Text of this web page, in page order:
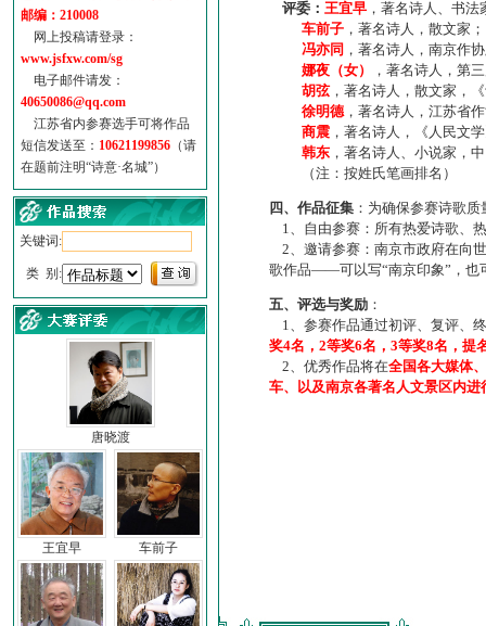
邮编：210008
网上投稿请登录：
www.jsfxw.com/sg
电子邮件请发：
40650086@qq.com
江苏省内参赛选手可将作品
短信发送至： 10621199856 （请
在题前注明“诗意·名城”）
关键词:
类 别:
唐晓渡
王宜早 车前子
评委： 王宜早 ，著名诗人、书
车前子 ，著名诗人，散文家；
冯亦同 ，著名诗人，南京作
娜夜（女）
，著名诗人，第
胡弦，著名诗人，散文家，
徐明德，著名诗人，江苏省
商震 ，著名诗人，《人民文
韩东 ，著名诗人、小说家，
（注：按姓氏笔画排名）
四、作品征集 ：为确保参赛诗歌
1、自由参赛：所有热爱诗歌、
2、邀请参赛：南京市政府在向
歌作品——可以写“南京印象”，也
五、评选与奖励 ：
1、参赛作品通过初评、复评、
奖4名，2等奖6名，3等奖8名，提
2、优秀作品将在全国各大媒体
车、以及南京各著名人文景区内进